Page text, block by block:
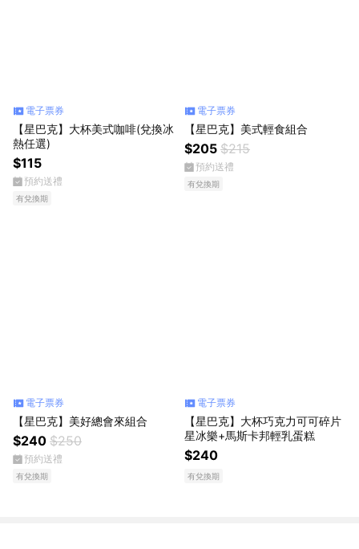
電子票券
【星巴克】大杯美式咖啡(兌換冰
熱任選)
$115
預約送禮
有兌換期
電子票券
【星巴克】美式輕食組合
$205 $215
預約送禮
有兌換期
電子票券
【星巴克】美好總會來組合
$240 $250
預約送禮
有兌換期
電子票券
【星巴克】大杯巧克力可可碎片
星冰樂+馬斯卡邦輕乳蛋糕
$240
有兌換期